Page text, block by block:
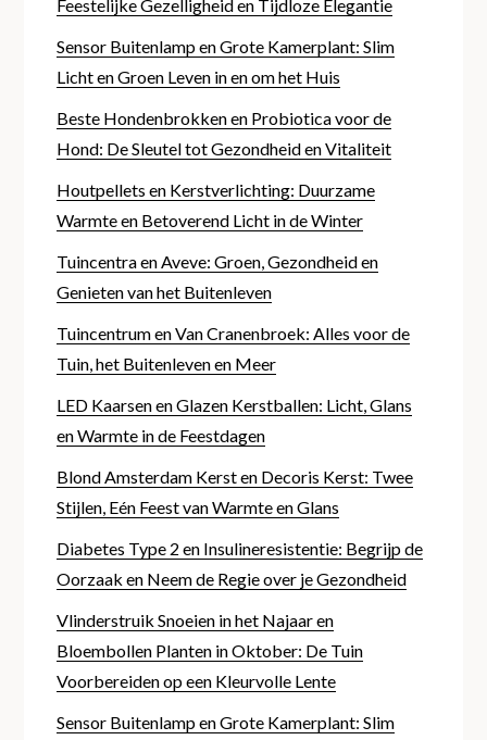
Feestelijke Gezelligheid en Tijdloze Elegantie
Sensor Buitenlamp en Grote Kamerplant: Slim
Licht en Groen Leven in en om het Huis
Beste Hondenbrokken en Probiotica voor de
Hond: De Sleutel tot Gezondheid en Vitaliteit
Houtpellets en Kerstverlichting: Duurzame
Warmte en Betoverend Licht in de Winter
Tuincentra en Aveve: Groen, Gezondheid en
Genieten van het Buitenleven
Tuincentrum en Van Cranenbroek: Alles voor de
Tuin, het Buitenleven en Meer
LED Kaarsen en Glazen Kerstballen: Licht, Glans
en Warmte in de Feestdagen
Blond Amsterdam Kerst en Decoris Kerst: Twee
Stijlen, Eén Feest van Warmte en Glans
Diabetes Type 2 en Insulineresistentie: Begrijp de
Oorzaak en Neem de Regie over je Gezondheid
Vlinderstruik Snoeien in het Najaar en
Bloembollen Planten in Oktober: De Tuin
Voorbereiden op een Kleurvolle Lente
Sensor Buitenlamp en Grote Kamerplant: Slim